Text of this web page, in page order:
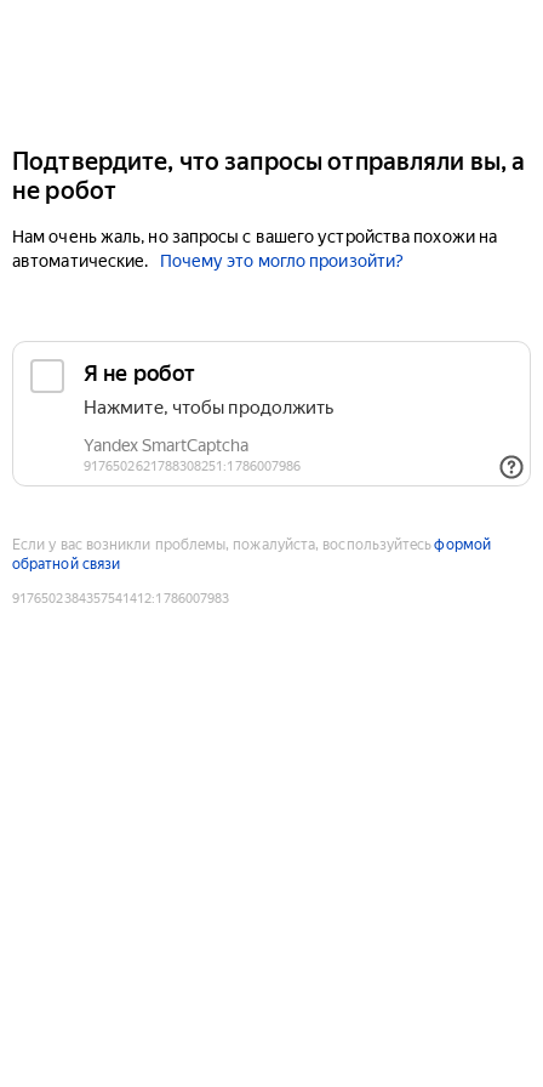
Подтвердите, что запросы отправляли вы, а
не робот
Нам очень жаль, но запросы с вашего устройства похожи на
автоматические.
Почему это могло произойти?
Если у вас возникли проблемы, пожалуйста, воспользуйтесьформой
обратной связи
9176502384357541412:1786007983